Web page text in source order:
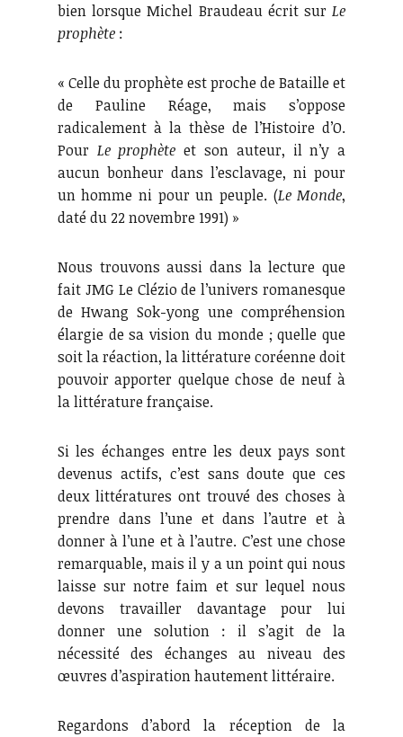
bien lorsque Michel Braudeau écrit surLe
prophète:
« Celle du prophète est proche de Bataille et
de Pauline Réage, mais s’oppose
radicalement à la thèse de l’Histoire d’O.
Pour Le prophète et son auteur, il n’y a
aucun bonheur dans l’esclavage, ni pour
un homme ni pour un peuple. (Le Monde,
daté du 22 novembre 1991) »
Nous trouvons aussi dans la lecture que
fait JMG Le Clézio de l’univers romanesque
de Hwang Sok-yong une compréhension
élargie de sa vision du monde ; quelle que
soit la réaction, la littérature coréenne doit
pouvoir apporter quelque chose de neuf à
la littérature française.
Si les échanges entre les deux pays sont
devenus actifs, c’est sans doute que ces
deux littératures ont trouvé des choses à
prendre dans l’une et dans l’autre et à
donner à l’une et à l’autre. C’est une chose
remarquable, mais il y a un point qui nous
laisse sur notre faim et sur lequel nous
devons travailler davantage pour lui
donner une solution : il s’agit de la
nécessité des échanges au niveau des
œuvres d’aspiration hautement littéraire.
Regardons d’abord la réception de la